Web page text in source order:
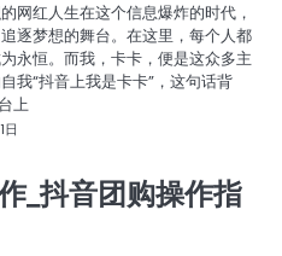
网红人生在这个信息爆炸的时代，
逐梦想的舞台。在这里，每个人都
永恒。而我，卡卡，便是这众多主
我“抖音上我是卡卡”，这句话背
上
_抖音团购操作指